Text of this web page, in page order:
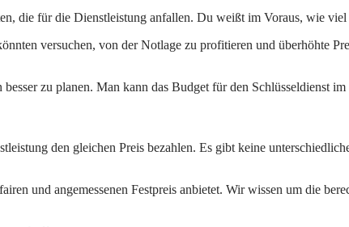
die für die Dienstleistung anfallen. Du weißt im Voraus, wie
versuchen, von der Notlage zu profitieren und überhöhte
zu planen. Man kann das Budget für den Schlüsseldienst
den gleichen Preis bezahlen. Es gibt keine
und angemessenen Festpreis anbietet. Wir wissen um die